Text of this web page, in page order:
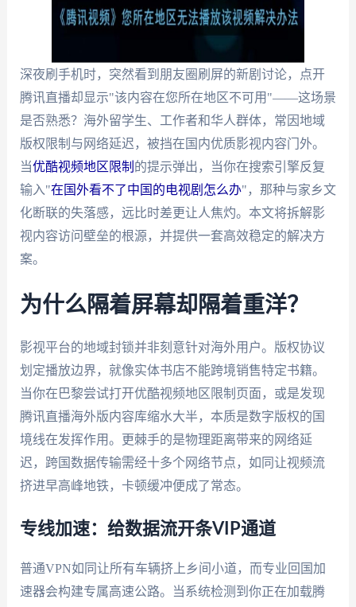
深夜刷手机时，突然看到朋友圈刷屏的新剧讨论，点开
腾讯直播却显示"该内容在您所在地区不可用"——这场景
是否熟悉？海外留学生、工作者和华人群体，常因地域
版权限制与网络延迟，被挡在国内优质影视内容门外。
当优酷视频地区限制 的提示弹出，当你在搜索引擎反复
输入"在国外看不了中国的电视剧怎么办"，那种与家乡文
化断联的失落感，远比时差更让人焦灼。本文将拆解影
视内容访问壁垒的根源，并提供一套高效稳定的解决方
案。
为什么隔着屏幕却隔着重洋？
影视平台的地域封锁并非刻意针对海外用户。版权协议
划定播放边界，就像实体书店不能跨境销售特定书籍。
当你在巴黎尝试打开优酷视频地区限制页面，或是发现
腾讯直播海外版内容库缩水大半，本质是数字版权的国
境线在发挥作用。更棘手的是物理距离带来的网络延
迟，跨国数据传输需经十多个网络节点，如同让视频流
挤进早高峰地铁，卡顿缓冲便成了常态。
专线加速：给数据流开条VIP通道
普通VPN如同让所有车辆挤上乡间小道，而专业回国加
速器会构建专属高速公路。当系统检测到你正在加载腾